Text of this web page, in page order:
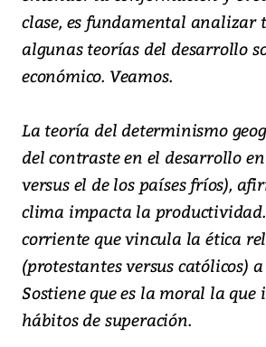
clase, es fundamental analizar
algunas teorías del desarrollo
económico. Veamos.
La teoría del determinismo
del contraste en el desarrollo
versus el de los países fríos),
clima impacta la
corriente que vincula la ética
(protestantes versus católicos)
Sostiene que es la moral la que
hábitos de superación.